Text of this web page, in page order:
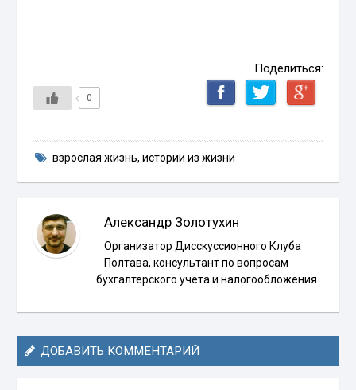
Поделиться:
0
взрослая жизнь, истории из жизни
Александр Золотухин
Организатор Дисскуссионного Клуба
Полтава, консультант по вопросам
бухгалтерского учёта и налогообложения
ДОБАВИТЬ КОММЕНТАРИЙ